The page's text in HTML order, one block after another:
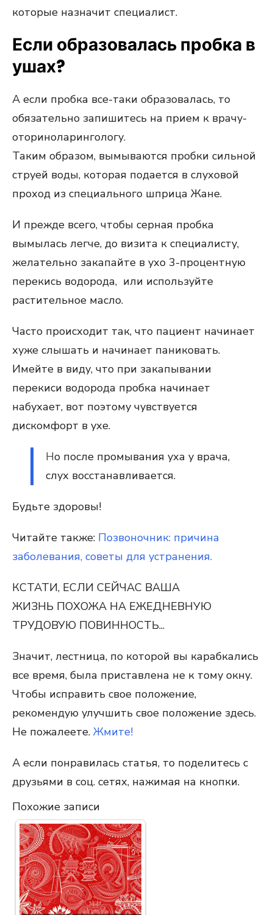
которые назначит специалист.
Если образовалась пробка в
ушах?
А если пробка все-таки образовалась, то
обязательно запишитесь на прием к врачу-
оториноларингологу.
Таким образом, вымываются пробки сильной
струей воды, которая подается в слуховой
проход из специального шприца Жане.
И прежде всего, чтобы серная пробка
вымылась легче, до визита к специалисту,
желательно закапайте в ухо 3-процентную
перекись водорода, или используйте
растительное масло.
Часто происходит так, что пациент начинает
хуже слышать и начинает паниковать.
Имейте в виду, что при закапывании
перекиси водорода пробка начинает
набухает, вот поэтому чувствуется
дискомфорт в ухе.
Но после промывания уха у врача,
слух восстанавливается.
Будьте здоровы!
Читайте также: Позвоночник: причина
заболевания, советы для устранения.
КСТАТИ, ЕСЛИ СЕЙЧАС ВАША
ЖИЗНЬ ПОХОЖА НА ЕЖЕДНЕВНУЮ
ТРУДОВУЮ ПОВИННОСТЬ...
Значит, лестница, по которой вы карабкались
все время, была приставлена не к тому окну.
Чтобы исправить свое положение,
рекомендую улучшить свое положение здесь.
Не пожалеете. Жмите!
А если понравилась статья, то поделитесь с
друзьями в соц. сетях, нажимая на кнопки.
Похожие записи